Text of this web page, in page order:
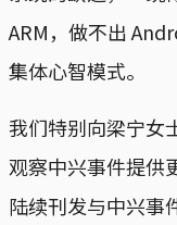
ARM，做不出
集体心智模式。
我们特别向梁宁女
观察中兴事件提供
陆续刊发与中兴事